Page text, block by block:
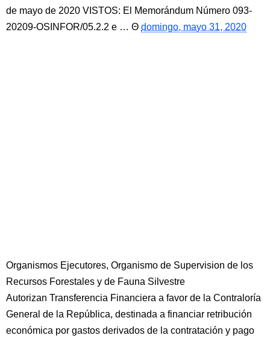
de mayo de 2020 VISTOS: El Memorándum Número 093-
20209-OSINFOR/05.2.2 e …
domingo, mayo 31, 2020
Organismos Ejecutores, Organismo de Supervision de los
Recursos Forestales y de Fauna Silvestre
Autorizan Transferencia Financiera a favor de la Contraloría
General de la República, destinada a financiar retribución
económica por gastos derivados de la contratación y pago